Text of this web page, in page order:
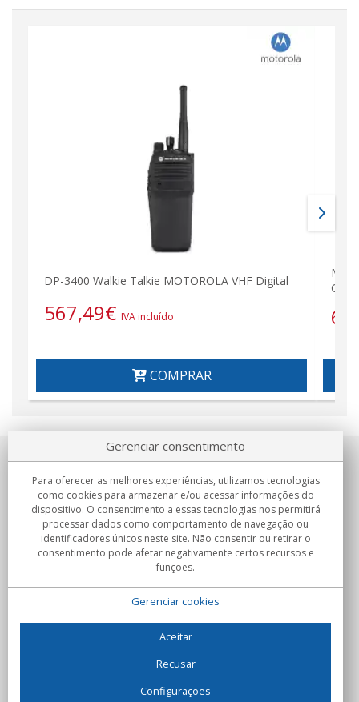
DP-3400 Walkie Talkie MOTOROLA VHF Digital
567,49€ IVA incluído
COMPRAR
GPS
Sobre nosotros
Compromissos
Compras
C/Flassaders, 13, Nave 6, 08130 Santa Perpètua de Mogoda
Gerenciar consentimento
Para oferecer as melhores experiências, utilizamos tecnologias
como cookies para armazenar e/ou acessar informações do
dispositivo. O consentimento a essas tecnologias nos permitirá
processar dados como comportamento de navegação ou
identificadores únicos neste site. Não consentir ou retirar o
consentimento pode afetar negativamente certos recursos e
funções.
Gerenciar cookies
Aceitar
Recusar
Configurações